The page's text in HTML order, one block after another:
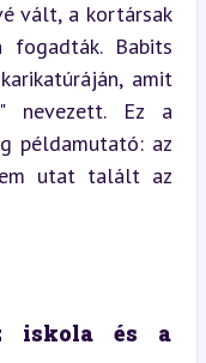
vált, a kortársak
fogadták. Babits
amit
nevezett. Ez a
példamutató: az
utat talált az
iskola és a